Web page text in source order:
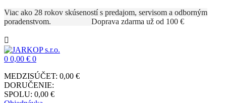
Viac ako 28 rokov skúseností s predajom, servisom a odborným
poradenstvom. Doprava zdarma už od 100 €

0 0,00 € 0
MEDZISÚČET: 0,00 €
DORUČENIE:
SPOLU: 0,00 €